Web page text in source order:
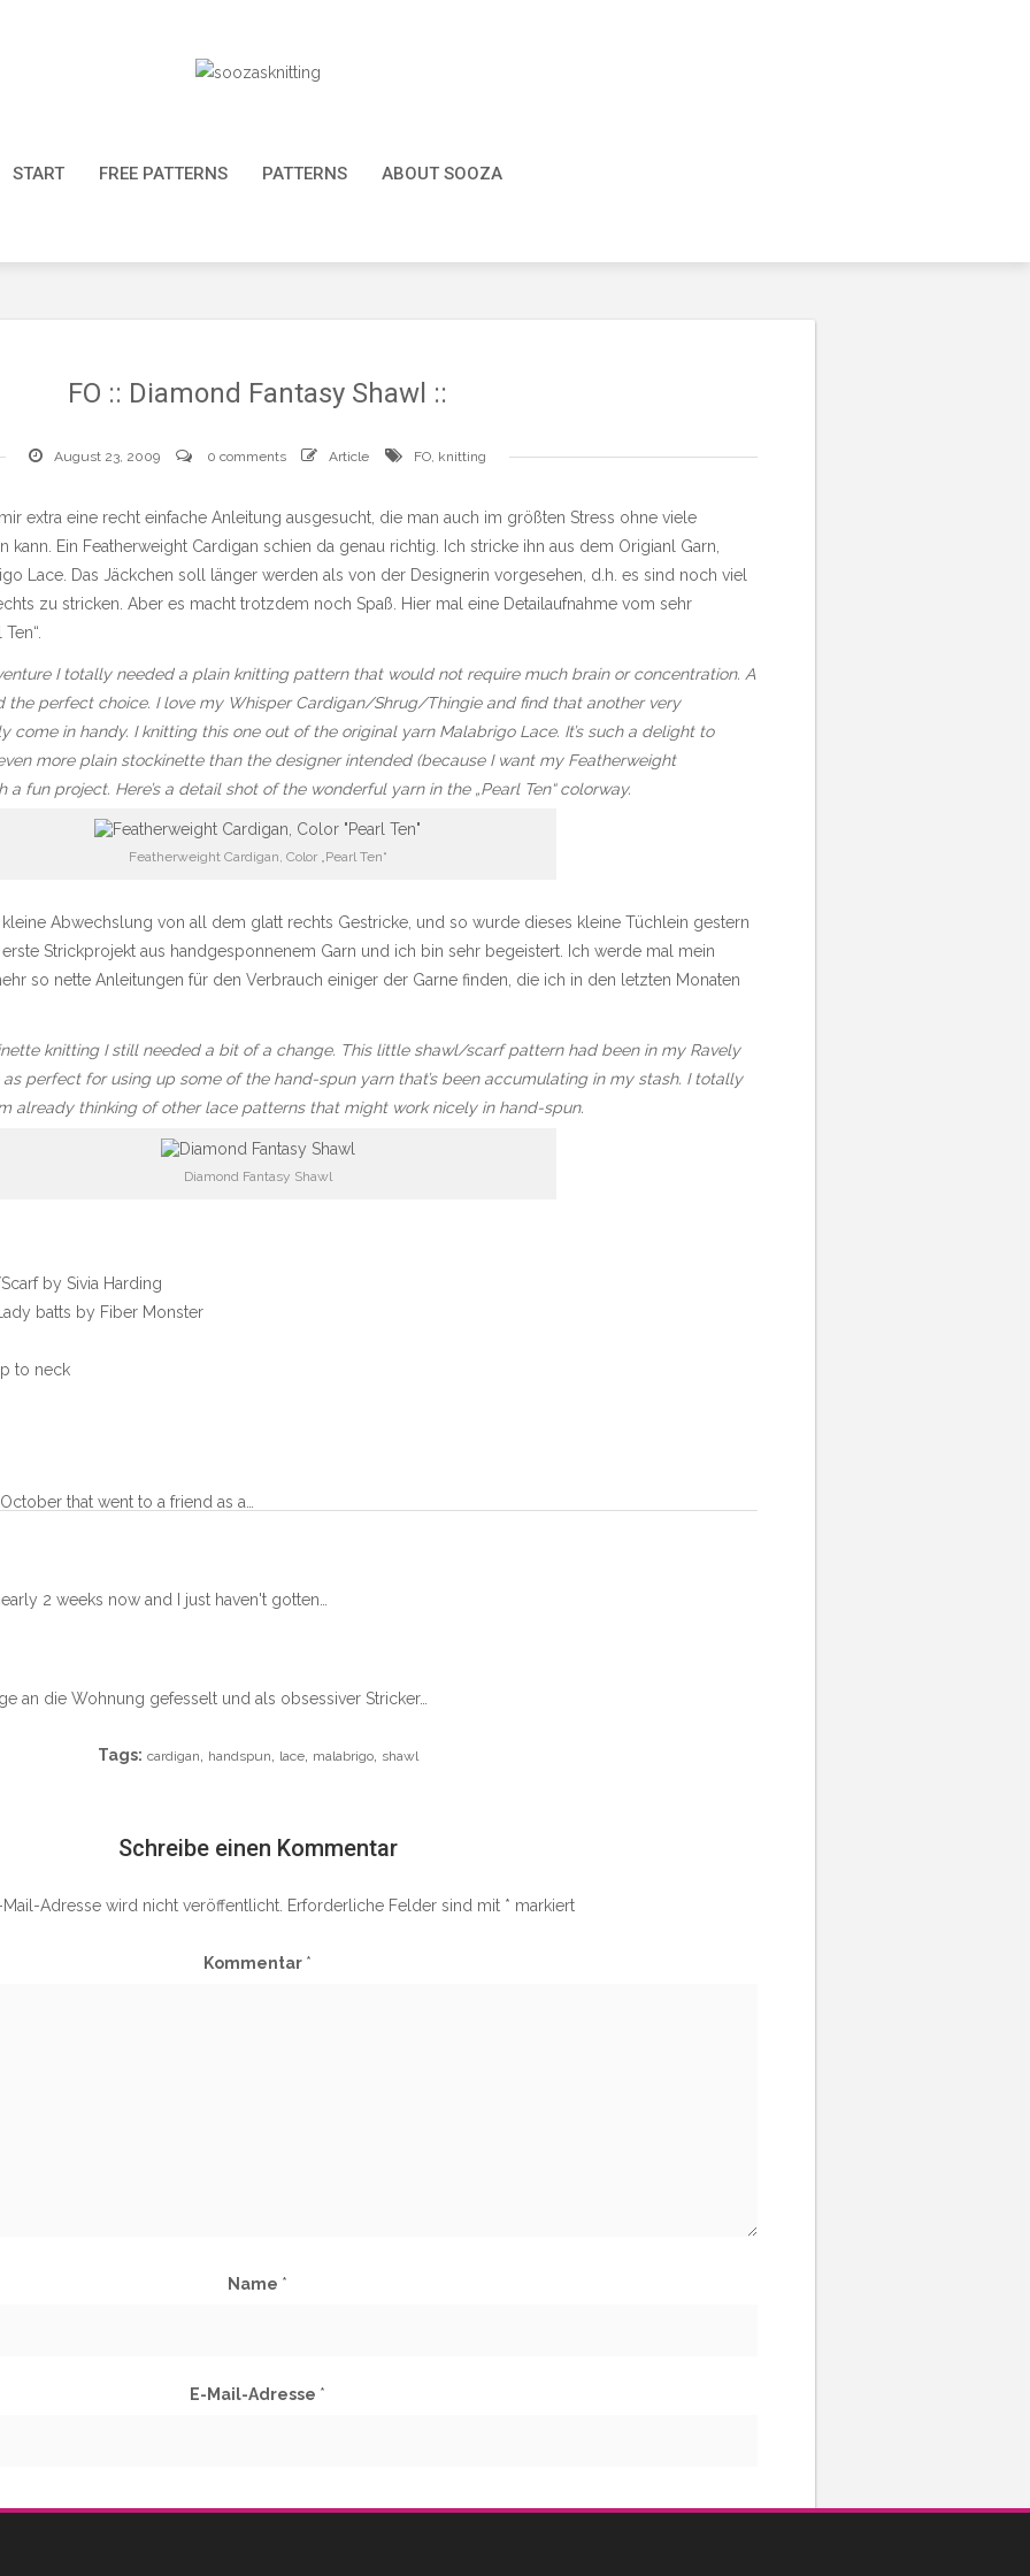
START FREE PATTERNS PATTERNS ABOUT SOOZA
FO :: Diamond Fantasy Shawl ::
August 23, 2009 0 comments Article FO, knitting
extra eine recht einfache Anleitung ausgesucht, die man auch im größten Stress ohne viele
kann. Ein Featherweight Cardigan schien da genau richtig. Ich stricke ihn aus dem Origianl Garn,
Lace. Das Jäckchen soll länger werden als von der Designerin vorgesehen, d.h. es sind noch viel
zu stricken. Aber es macht trotzdem noch Spaß. Hier mal eine Detailaufnahme vom sehr
I totally needed a plain knitting pattern that would not require much brain or concentration. A
the perfect choice. I love my Whisper Cardigan/Shrug/Thingie and find that another very
in handy. I knitting this one out of the original yarn Malabrigo Lace. It’s such a delight to
more plain stockinette than the designer intended (because I want my Featherweight
a fun project. Here’s a detail shot of the wonderful yarn in the „Pearl Ten“ colorway.
Featherweight Cardigan, Color „Pearl Ten“
Abwechslung von all dem glatt rechts Gestricke, und so wurde dieses kleine Tüchlein gestern
Strickprojekt aus handgesponnenem Garn und ich bin sehr begeistert. Ich werde mal mein
so nette Anleitungen für den Verbrauch einiger der Garne finden, die ich in den letzten Monaten
knitting I still needed a bit of a change. This little shawl/scarf pattern had been in my Ravely
perfect for using up some of the hand-spun yarn that’s been accumulating in my stash. I totally
already thinking of other lace patterns that might work nicely in hand-spun.
Diamond Fantasy Shawl
by Sivia Harding
batts by Fiber Monster
to neck
that went to a friend as a…
2 weeks now and I just haven't gotten…
an die Wohnung gefesselt und als obsessiver Stricker…
Tags: cardigan handspun lace, malabrigo, shawl
Schreibe einen Kommentar
Mail-Adresse wird nicht veröffentlicht. Erforderliche Felder sind mit * markiert
Kommentar *
Name *
E-Mail-Adresse *